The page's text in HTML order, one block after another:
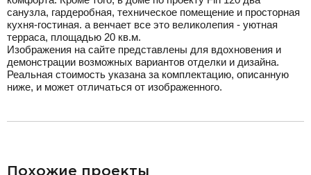
санузла, гардеробная, техническое помещение и просторная
кухня-гостиная. а венчает все это великолепия - уютная
терраса, площадью 20 кв.м.
Изображения на сайте представлены для вдохновения и
демонстрации возможных вариантов отделки и дизайна.
Реальная стоимость указана за комплектацию, описанную
ниже, и может отличаться от изображенного.
Похожие проекты